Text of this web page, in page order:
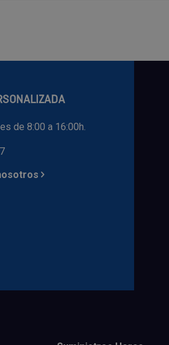
de 8:00 a 16:00h.